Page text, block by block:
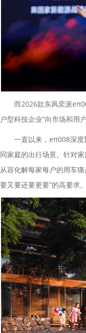
而2026款东风奕派
户型科技企业”向市场和用
一直以来，eπ008深度
同家庭的出行场景。针对
从容化解每家每户的用车
要又要还要更要”的高要求。